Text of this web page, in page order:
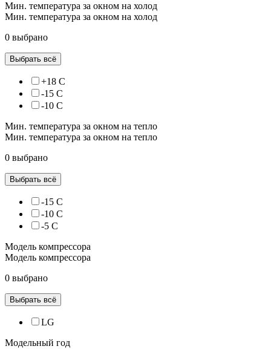
Мин. температура за окном на холод
Мин. температура за окном на холод
0 выбрано
Выбрать всё
+18 С
-15 С
-10 С
Мин. температура за окном на тепло
Мин. температура за окном на тепло
0 выбрано
Выбрать всё
-15 С
-10 С
-5 С
Модель компрессора
Модель компрессора
0 выбрано
Выбрать всё
LG
Модельный год